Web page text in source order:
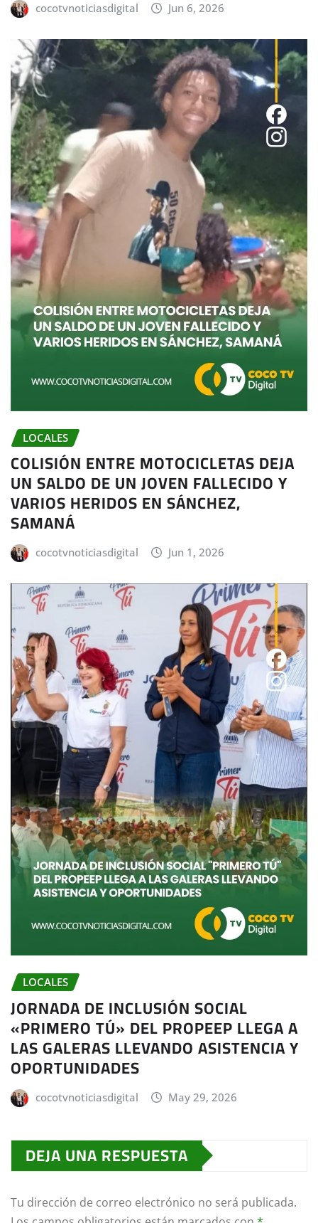
cocotvnoticiasdigital Jun 6, 2026
LOCALES
COLISIÓN ENTRE MOTOCICLETAS DEJA
UN SALDO DE UN JOVEN FALLECIDO Y
VARIOS HERIDOS EN SÁNCHEZ,
SAMANÁ
cocotvnoticiasdigital Jun 1, 2026
LOCALES
JORNADA DE INCLUSIÓN SOCIAL
«PRIMERO TÚ» DEL PROPEEP LLEGA A
LAS GALERAS LLEVANDO ASISTENCIA Y
OPORTUNIDADES
cocotvnoticiasdigital May 29, 2026
DEJA UNA RESPUESTA
Tu dirección de correo electrónico no será publicada.